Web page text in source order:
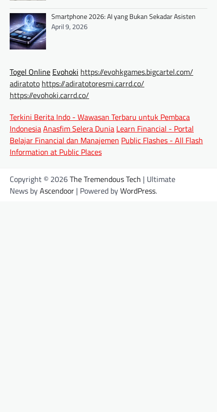
Smartphone 2026: AI yang Bukan Sekadar Asisten
April 9, 2026
Togel Online Evohoki https://evohkgames.bigcartel.com/
adiratoto https://adiratotoresmi.carrd.co/
https://evohoki.carrd.co/
Terkini Berita Indo - Wawasan Terbaru untuk Pembaca
IndonesiaAnasfim Selera Dunia Learn Financial - Portal
Belajar Financial dan Manajemen Public Flashes - All Flash
Information at Public Places
Copyright © 2026The Tremendous Tech | Ultimate
News byAscendoor | Powered byWordPress.